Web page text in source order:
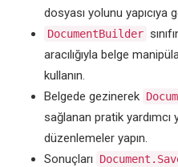
dosyası yolunu yapıcıya
DocumentBuilder
aracılığıyla belge
kullanın.
Belgede gezinerek
sağlanan pratik
düzenlemeler yapın.
Sonuçları